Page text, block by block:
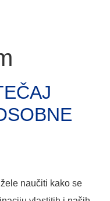
naučiti kako se